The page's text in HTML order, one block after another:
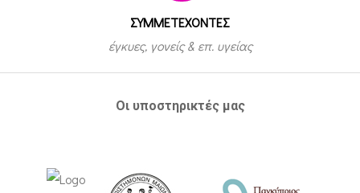
ΣΥΜΜΕΤEΧΟΝΤΕΣ
έγκυες, γονείς & επ. υγείας
Οι υποστηρικτές μας